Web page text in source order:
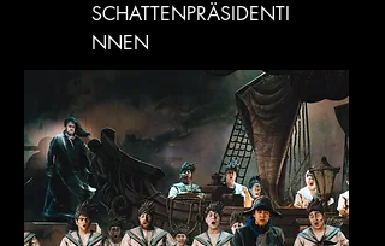
SCHATTENPRÄSIDENTI
NNEN